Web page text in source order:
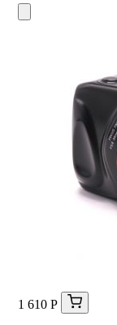
1 610 Р